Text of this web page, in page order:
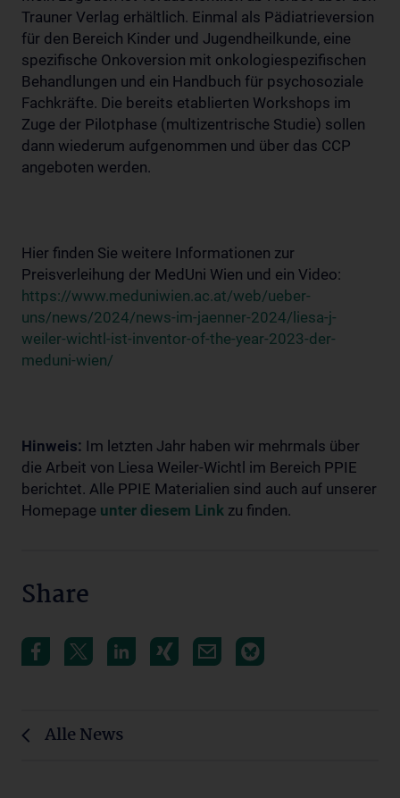
Trauner Verlag erhältlich. Einmal als Pädiatrieversion
für den Bereich Kinder und Jugendheilkunde, eine
spezifische Onkoversion mit onkologiespezifischen
Behandlungen und ein Handbuch für psychosoziale
Fachkräfte. Die bereits etablierten Workshops im
Zuge der Pilotphase (multizentrische Studie) sollen
dann wiederum aufgenommen und über das CCP
angeboten werden.
Hier finden Sie weitere Informationen zur
Preisverleihung der MedUni Wien und ein Video:
https://www.meduniwien.ac.at/web/ueber-
uns/news/2024/news-im-jaenner-2024/liesa-j-
weiler-wichtl-ist-inventor-of-the-year-2023-der-
meduni-wien/
Hinweis: Im letzten Jahr haben wir mehrmals über
die Arbeit von Liesa Weiler-Wichtl im Bereich PPIE
berichtet. Alle PPIE Materialien sind auch auf unserer
Homepage unter diesem Link zu finden.
Share
Alle News